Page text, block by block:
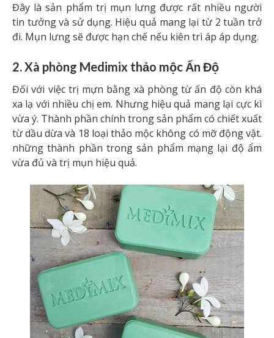
Đây là sản phẩm trị mụn lưng được rất nhiều người
tin tưởng và sử dụng. Hiệu quả mang lại từ 2 tuần trở
đi. Mụn lưng sẽ được hạn chế nếu kiên trì áp áp dụng.
2. Xà phòng Medimix thảo mộc Ấn Độ
Đối với việc trị mựn bằng xà phòng từ ấn độ còn khá
xa lạ với nhiều chị em. Nhưng hiệu quả mang lại cực kì
vừa ý. Thành phần chính trong sản phẩm có chiết xuất
từ dầu dừa và 18 loại thảo mộc không có mỡ động vật.
những thành phần trong sản phẩm mạng lại độ ẩm
vừa đủ và trị mụn hiệu quả.